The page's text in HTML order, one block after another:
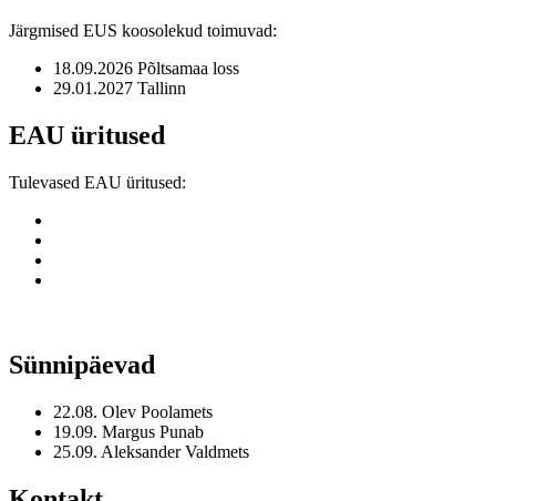
Järgmised EUS koosolekud toimuvad:
18.09.2026 Põltsamaa loss
29.01.2027 Tallinn
EAU üritused
Tulevased EAU üritused:
Sünnipäevad
22.08. Olev Poolamets
19.09. Margus Punab
25.09. Aleksander Valdmets